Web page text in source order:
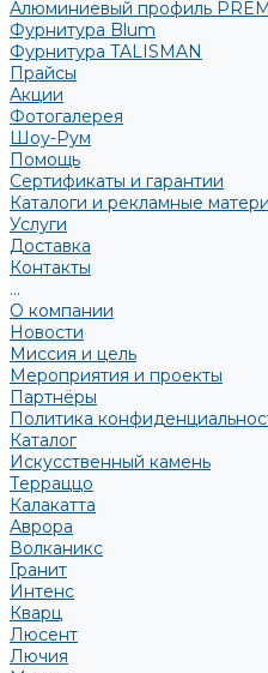
Алюминиевый профиль
Фурнитура Blum
Фурнитура TALISMAN
Прайсы
Акции
Фотогалерея
Шоу-Рум
Помощь
Сертификаты и гарантии
Каталоги и рекламные
Услуги
Доставка
Контакты
...
О компании
Новости
Миссия и цель
Мероприятия и проекты
Партнёры
Политика
Каталог
Искусственный камень
Терраццо
Калакатта
Аврора
Волканикс
Гранит
Интенс
Кварц
Люсент
Лючия